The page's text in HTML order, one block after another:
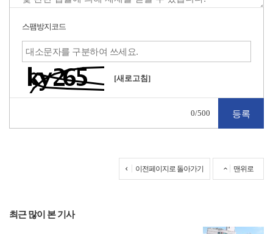
스팸방지코드
[새로고침]
0/500
이전페이지로 돌아가기 맨위로
최근 많이 본 기사